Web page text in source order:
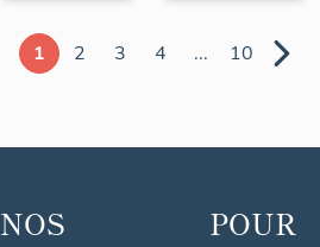
1 2 3 4 ... 10
NOS
POUR